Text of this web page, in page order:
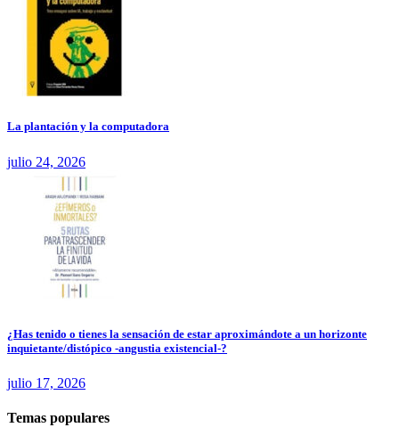
La plantación y la computadora
julio 24, 2026
¿Has tenido o tienes la sensación de estar aproximándote a un horizonte
inquietante/distópico -angustia existencial-?
julio 17, 2026
Temas populares